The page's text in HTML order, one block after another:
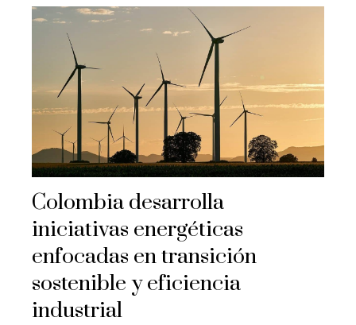
Colombia desarrolla
iniciativas energéticas
enfocadas en transición
sostenible y eficiencia
industrial